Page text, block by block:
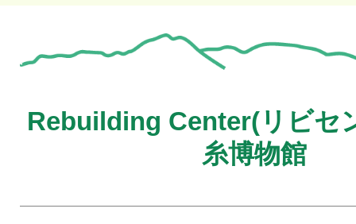
リ
Rebuilding Center(リビセ
糸博物館